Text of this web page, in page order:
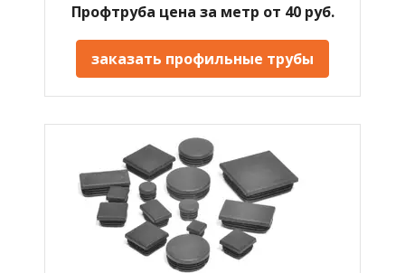
Профтруба цена за метр от 40 руб.
заказать профильные трубы